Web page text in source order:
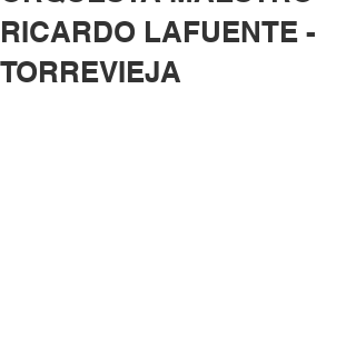
RICARDO LAFUENTE -
TORREVIEJA